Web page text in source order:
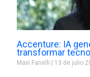
Accenture: IA
transformar
Maxi Fanelli 13 de julio